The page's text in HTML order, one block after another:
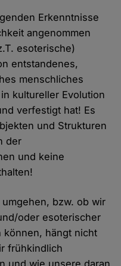
Erkenntnisse
angenommen
esoterische)
entstandenes,
menschliches
kultureller Evolution
verfestigt hat! Es
und Strukturen
der
und keine
bzw. ob wir
oder esoterischer
können, hängt nicht
frühkindlich